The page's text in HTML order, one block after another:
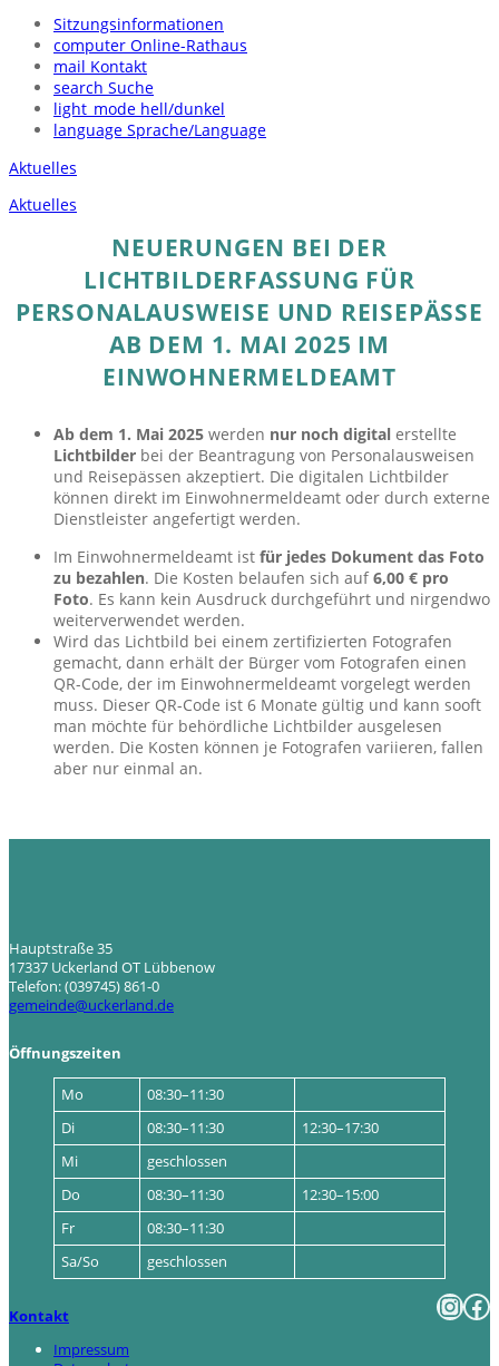
Sitzungsinformationen
computer Online-Rathaus
mail Kontakt
search Suche
light_mode hell/dunkel
language Sprache/Language
Aktuelles
Aktuelles
NEUERUNGEN BEI DER
LICHTBILDERFASSUNG FÜR
PERSONALAUSWEISE UND REISEPÄSSE
AB DEM 1. MAI 2025 IM
EINWOHNERMELDEAMT
Ab dem 1. Mai 2025 werden nur noch digital erstellte
Lichtbilder bei der Beantragung von Personalausweisen
und Reisepässen akzeptiert. Die digitalen Lichtbilder
können direkt im Einwohnermeldeamt oder durch externe
Dienstleister angefertigt werden.
Im Einwohnermeldeamt ist für jedes Dokument das Foto
zu bezahlen. Die Kosten belaufen sich auf6,00 € pro
Foto. Es kann kein Ausdruck durchgeführt und nirgendwo
weiterverwendet werden.
Wird das Lichtbild bei einem zertifizierten Fotografen
gemacht, dann erhält der Bürger vom Fotografen einen
QR-Code, der im Einwohnermeldeamt vorgelegt werden
muss. Dieser QR-Code ist 6 Monate gültig und kann sooft
man möchte für behördliche Lichtbilder ausgelesen
werden. Die Kosten können je Fotografen variieren, fallen
aber nur einmal an.
Hauptstraße 35
17337 Uckerland OT Lübbenow
Telefon: (039745) 861-0
gemeinde@uckerland.de
Öffnungszeiten
Mo
08:30–11:30
Di
08:30–11:30
12:30–17:30
Mi
geschlossen
Do
08:30–11:30
12:30–15:00
Fr
08:30–11:30
Sa/So
geschlossen
Kontakt
Impressum
InstagramFacebook